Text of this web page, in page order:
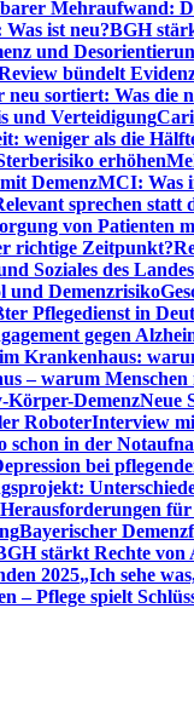
Mehraufwand:
ist neu?BGH
und
bündelt
neu sortiert: Was die
und Verteidigung
weniger als die
erhöhen
DemenzMCI: Was
sprechen
von Patienten
richtige Zeitpunkt?
Soziales des
und Demenzrisiko
Pflegedienst in
gegen
Krankenhaus:
– warum Menschen
Körper-DemenzNeue
RoboterInterview
schon in der
bei
für
Bayerischer
stärkt Rechte von
2025„Ich sehe
– Pflege spielt